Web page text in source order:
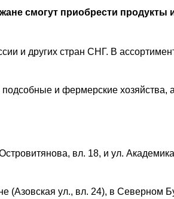
смогут приобрести продукты
и других стран СНГ. В
и фермерские хозяйства,
вл. 18, и ул.
(Азовская ул., вл. 24), в Северном